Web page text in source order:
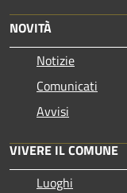
NOVITÀ
Notizie
Comunicati
Avvisi
VIVERE IL COMUNE
Luoghi